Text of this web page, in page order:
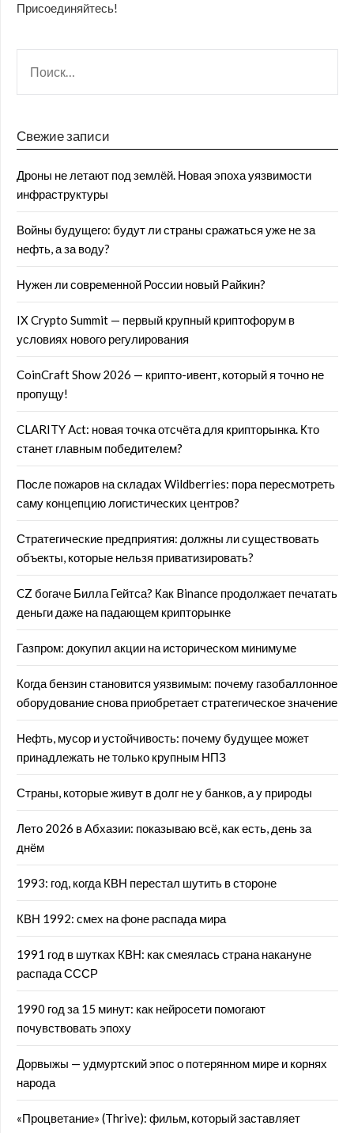
Присоединяйтесь!
Свежие записи
Дроны не летают под землёй. Новая эпоха уязвимости
инфраструктуры
Войны будущего: будут ли страны сражаться уже не за
нефть, а за воду?
Нужен ли современной России новый Райкин?
IX Crypto Summit — первый крупный криптофорум в
условиях нового регулирования
CoinCraft Show 2026 — крипто-ивент, который я точно не
пропущу!
CLARITY Act: новая точка отсчёта для крипторынка. Кто
станет главным победителем?
После пожаров на складах Wildberries: пора пересмотреть
саму концепцию логистических центров?
Стратегические предприятия: должны ли существовать
объекты, которые нельзя приватизировать?
CZ богаче Билла Гейтса? Как Binance продолжает печатать
деньги даже на падающем крипторынке
Газпром: докупил акции на историческом минимуме
Когда бензин становится уязвимым: почему газобаллонное
оборудование снова приобретает стратегическое значение
Нефть, мусор и устойчивость: почему будущее может
принадлежать не только крупным НПЗ
Страны, которые живут в долг не у банков, а у природы
Лето 2026 в Абхазии: показываю всё, как есть, день за
днём
1993: год, когда КВН перестал шутить в стороне
КВН 1992: смех на фоне распада мира
1991 год в шутках КВН: как смеялась страна накануне
распада СССР
1990 год за 15 минут: как нейросети помогают
почувствовать эпоху
Дорвыжы — удмуртский эпос о потерянном мире и корнях
народа
«Процветание» (Thrive): фильм, который заставляет